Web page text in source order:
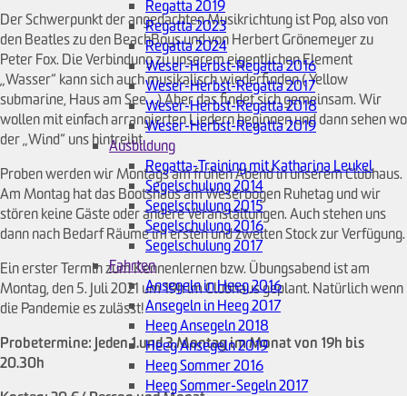
Regatta 2019
Regatta 2023
Regatta 2024
Weser-Herbst-Regatta 2016
Weser-Herbst-Regatta 2017
Weser-Herbst-Regatta 2018
Weser-Herbst-Regatta 2019
Ausbildung
Regatta-Training mit Katharina Leukel
Segelschulung 2014
Segelschulung 2015
Segelschulung 2016
Segelschulung 2017
Fahrten
Ansegeln in Heeg 2016
Ansegeln in Heeg 2017
Heeg Ansegeln 2018
Heeg Ansegeln 2019
Heeg Sommer 2016
Heeg Sommer-Segeln 2017
Der Schwerpunkt der angedachten Musikrichtung ist Pop, also von
den Beatles zu den BeachBoys und von Herbert Grönemeyer zu
Peter Fox. Die Verbindung zu unserem eigentlichen Element
„Wasser“ kann sich auch musikalisch wiederfinden ( Yellow
submarine, Haus am See....) Aber das findet sich gemeinsam. Wir
wollen mit einfach arrangierten Liedern beginnen und dann sehen wo
der „Wind“ uns hintreibt.
Proben werden wir Montags am frühen Abend in unserem Clubhaus.
Am Montag hat das Bootshaus am Weserbogen Ruhetag und wir
stören keine Gäste oder andere Veranstaltungen. Auch stehen uns
dann nach Bedarf Räume im ersten und zweiten Stock zur Verfügung.
Ein erster Termin zum Kennenlernen bzw. Übungsabend ist am
Montag, den 5. Juli 2021 um 19h im Clubhaus geplant. Natürlich wenn
die Pandemie es zulässt!
Probetermine: Jeden 1.und 3.Montag im Monat von 19h bis
20.30h